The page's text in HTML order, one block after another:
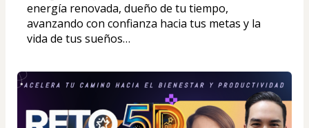
energía renovada, dueño de tu tiempo,
avanzando con confianza hacia tus metas y la
vida de tus sueños…